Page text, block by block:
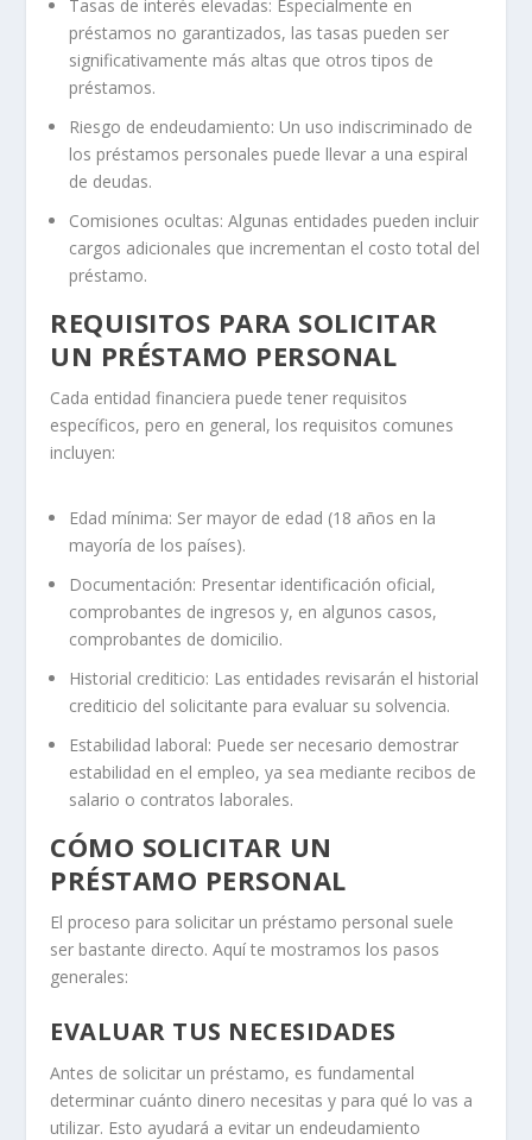
Tasas de interés elevadas: Especialmente en
préstamos no garantizados, las tasas pueden ser
significativamente más altas que otros tipos de
préstamos.
Riesgo de endeudamiento: Un uso indiscriminado de
los préstamos personales puede llevar a una espiral
de deudas.
Comisiones ocultas: Algunas entidades pueden incluir
cargos adicionales que incrementan el costo total del
préstamo.
REQUISITOS PARA SOLICITAR
UN PRÉSTAMO PERSONAL
Cada entidad financiera puede tener requisitos
específicos, pero en general, los requisitos comunes
incluyen:
Edad mínima: Ser mayor de edad (18 años en la
mayoría de los países).
Documentación: Presentar identificación oficial,
comprobantes de ingresos y, en algunos casos,
comprobantes de domicilio.
Historial crediticio: Las entidades revisarán el historial
crediticio del solicitante para evaluar su solvencia.
Estabilidad laboral: Puede ser necesario demostrar
estabilidad en el empleo, ya sea mediante recibos de
salario o contratos laborales.
CÓMO SOLICITAR UN
PRÉSTAMO PERSONAL
El proceso para solicitar un préstamo personal suele
ser bastante directo. Aquí te mostramos los pasos
generales:
EVALUAR TUS NECESIDADES
Antes de solicitar un préstamo, es fundamental
determinar cuánto dinero necesitas y para qué lo vas a
utilizar. Esto ayudará a evitar un endeudamiento